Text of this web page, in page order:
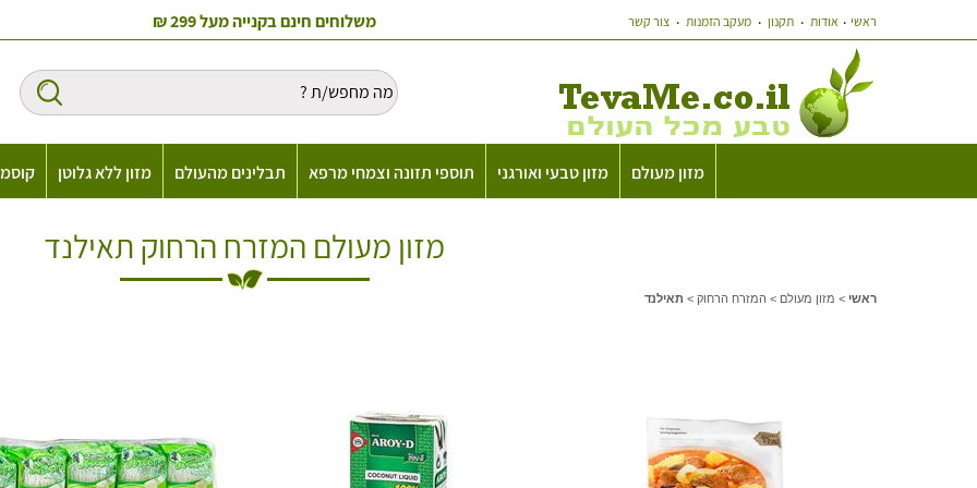
ראשי אודות תקנון מעקב הזמנות צור קשר משלוחים חינם בקנייה מעל 299 ₪
מזון מעולם מזון טבעי ואורגני תוספי תזונה וצמחי מרפא תבלינים מהעולם מזון ללא גלוטן
מזון מעולם המזרח הרחוק תאילנד
ראשי > מזון מעולם > המזרח הרחוק > תאילנד